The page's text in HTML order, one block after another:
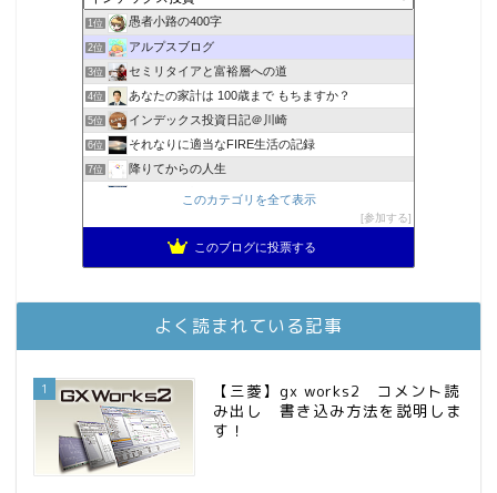
1位 愚者小路の400字
2位 アルプスブログ
3位 セミリタイアと富裕層への道
4位 あなたの家計は 100歳まで もちますか？
5位 インデックス投資日記＠川崎
6位 それなりに適当なFIRE生活の記録
7位 降りてからの人生
2023年(46歳)FIRE！！！＠20XX年FIRE！！！
スパコンSEが効率的投資で一家セミリタイアするブログ
11位 MBAのインデックス投資日記
庶民的家族がインデックス投資でセミリタイア目指してみた
このカテゴリを全て表示
参加する
このブログに投票する
よく読まれている記事
1
【三菱】gx works2 コメント読
み出し 書き込み方法を説明しま
す！